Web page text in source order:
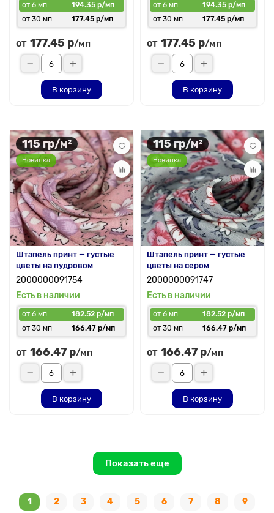
от 6 мп
194.35 р/мп
от 30 мп
177.45 р/мп
от 177.45 р/мп
В корзину
от 6 мп
194.35 р/мп
от 30 мп
177.45 р/мп
от 177.45 р/мп
В корзину
115 гр/м²
Новинка
Штапель принт — густые
цветы на пудровом
2000000091754
Есть в наличии
от 6 мп
182.52 р/мп
от 30 мп
166.47 р/мп
от 166.47 р/мп
В корзину
115 гр/м²
Новинка
Штапель принт — густые
цветы на сером
2000000091747
Есть в наличии
от 6 мп
182.52 р/мп
от 30 мп
166.47 р/мп
от 166.47 р/мп
В корзину
Показать еще
1 2 3 4 5 6 7 8 9